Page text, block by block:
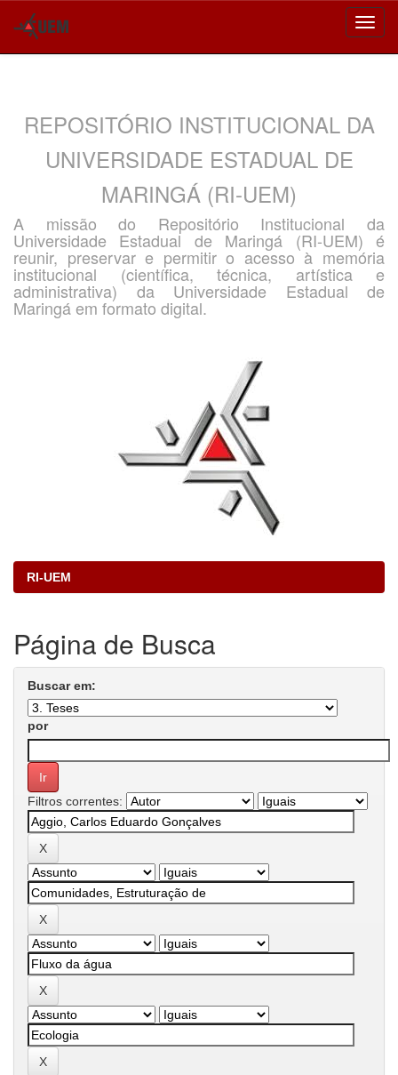
REPOSITÓRIO INSTITUCIONAL DA
UNIVERSIDADE ESTADUAL DE
MARINGÁ (RI-UEM)
A missão do Repositório Institucional da
Universidade Estadual de Maringá (RI-UEM) é
reunir, preservar e permitir o acesso à memória
institucional (científica, técnica, artística e
administrativa) da Universidade Estadual de
Maringá em formato digital.
RI-UEM
Página de Busca
Buscar em:
por
Filtros correntes: